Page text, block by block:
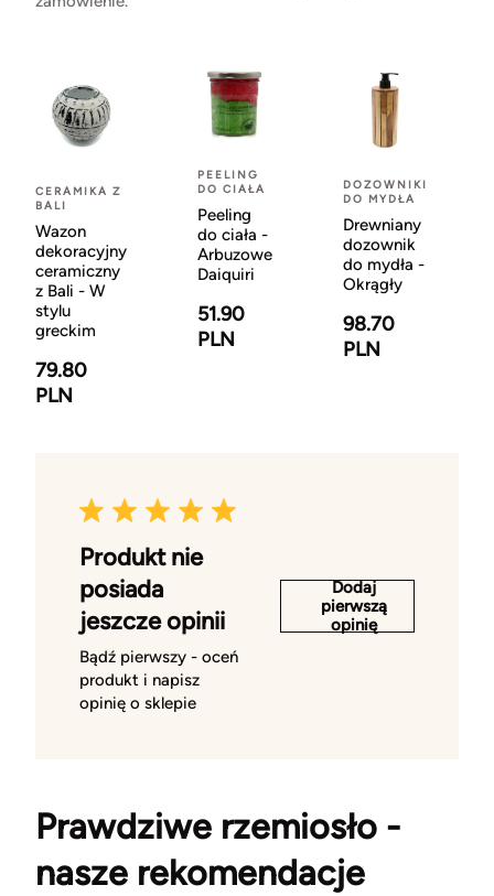
CERAMIKA Z
BALI
Wazon
dekoracyjny
ceramiczny
z Bali - W
stylu
greckim
79.80
PLN
PEELING
DO CIAŁA
Peeling
do ciała -
Arbuzowe
Daiquiri
51.90
PLN
DOZOWNIKI
DO MYDŁA
Drewniany
dozownik
do mydła -
Okrągły
98.70
PLN
Produkt nie
posiada
jeszcze opinii
Bądź pierwszy - oceń
produkt i napisz
opinię o sklepie
Dodaj
pierwszą
opinię
Prawdziwe rzemiosło -
nasze rekomendacje